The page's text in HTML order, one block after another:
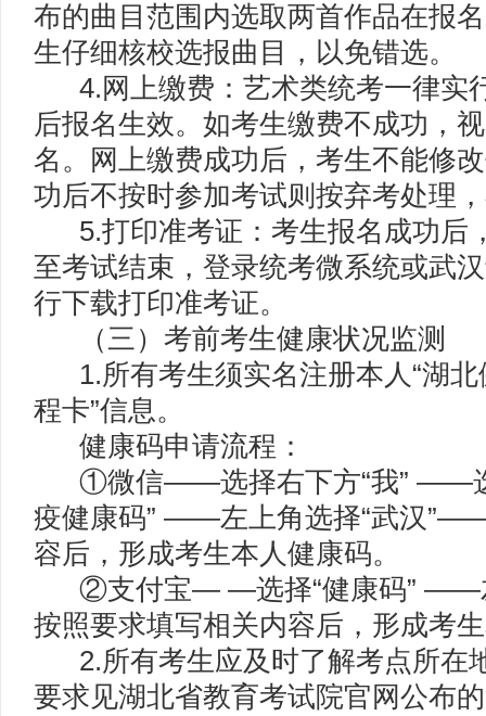
布的曲目范围内选取两首作品在报
生仔细核校选报曲目，以免错选。
4.网上缴费：艺术类统考一律实
后报名生效。如考生缴费不成功，
名。网上缴费成功后，考生不能修
功后不按时参加考试则按弃考处理
5.打印准考证：考生报名成功后
至考试结束，登录统考微系统或武
行下载打印准考证。
（三）考前考生健康状况监测
1.所有考生须实名注册本人“湖北
程卡”信息。
健康码申请流程：
①微信——选择右下方“我” ——选
疫健康码” ——左上角选择“武汉
容后，形成考生本人健康码。
②支付宝— —选择“健康码” ——
按照要求填写相关内容后，形成考
2.所有考生应及时了解考点所在
要求见湖北省教育考试院官网公布